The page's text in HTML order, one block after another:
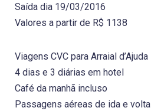
Saída dia 19/03/2016
Valores a partir de R$ 1138
Viagens CVC para Arraial d’Ajuda
4 dias e 3 diárias em hotel
Café da manhã incluso
Passagens aéreas de ida e volta